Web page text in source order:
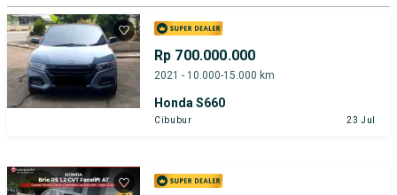
Rp 700.000.000
2021 - 10.000-15.000 km
Honda S660
Cibubur 23 Jul